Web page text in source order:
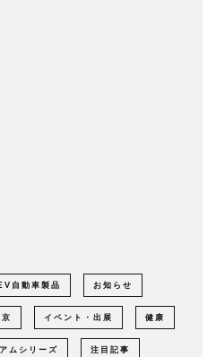
自動車製品 お知らせ
イベント・出展 健康
ムシリーズ 注目記事